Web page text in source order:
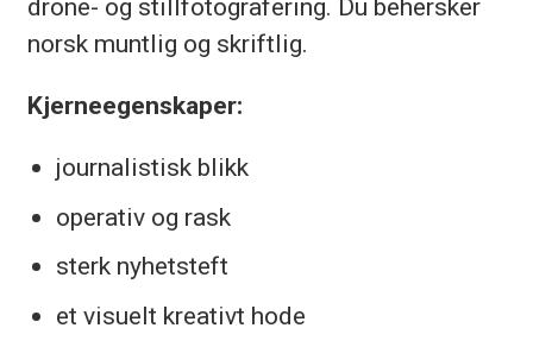
NTB er i front med innovativ
som lokaltilpasset robotjournalistikk
Vi tilbyr mange ulike språk- og
kommunikasjonstjenester til
næringslivet, som distribusjon av
drone- og stillfotografering. Du behersker
norsk muntlig og skriftlig.
Kjerneegenskaper:
journalistisk blikk
operativ og rask
sterk nyhetsteft
et visuelt kreativt hode